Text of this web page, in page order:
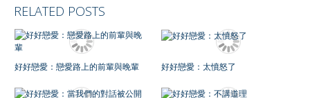
RELATED POSTS
好好戀愛：戀愛路上的前輩與晚輩 好好戀愛：太憤怒了